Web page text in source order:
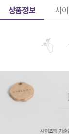
상품정보 사